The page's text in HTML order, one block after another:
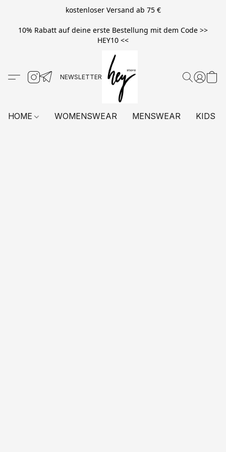
kostenloser Versand ab 75 €
10% Rabatt auf deine erste Bestellung mit dem Code >>
HEY10 <<
HOME WOMENSWEAR MENSWEAR KIDS